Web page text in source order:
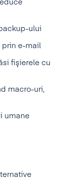
ului
prin e-mail
fişierele cu
macro-uri,
umane